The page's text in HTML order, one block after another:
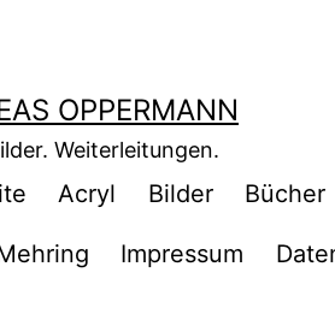
OPPERMANN
Weiterleitungen.
Acryl Bilder Bücher
Impressum